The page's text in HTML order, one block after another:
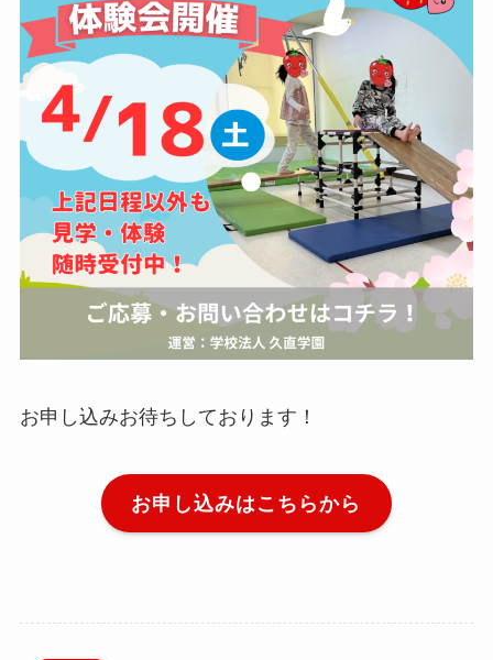
お申し込みお待ちしております！
お申し込みはこちらから